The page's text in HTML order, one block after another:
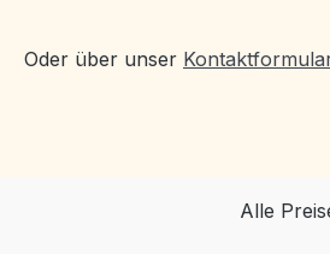
Oder über unser
Alle